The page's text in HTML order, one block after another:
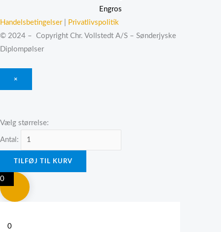
Engros
Handelsbetingelser|
Privatlivspolitik
© 2024 – Copyright Chr. Vollstedt A/S – Sønderjyske
Diplompølser
×
Vælg størrelse:
Antal:
TILFØJ TIL KURV
0
0